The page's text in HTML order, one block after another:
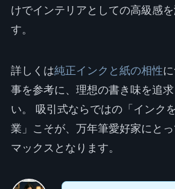
けでインテリアとしての高級感
す。
詳しくは純正インクと紙の相性
事を参考に、理想の書き味を追
い。 吸引式ならではの「インク
業」こそが、万年筆愛好家にと
マックスとなります。